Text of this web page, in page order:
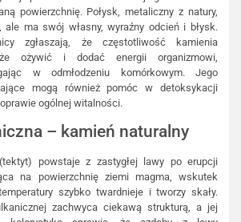
powierzchnię. Połysk, metaliczny z natury,
ale ma swój własny, wyraźny odcień i błysk.
zgłaszają, że częstotliwość kamienia
ożywić i dodać energii organizmowi,
w odmłodzeniu komórkowym. Jego
mogą również pomóc w detoksykacji
ogólnej witalności.
– kamień naturalny
powstaje z zastygłej lawy po erupcji
na powierzchnię ziemi magma, wskutek
szybko twardnieje i tworzy skały.
zachwyca ciekawą strukturą, a jej